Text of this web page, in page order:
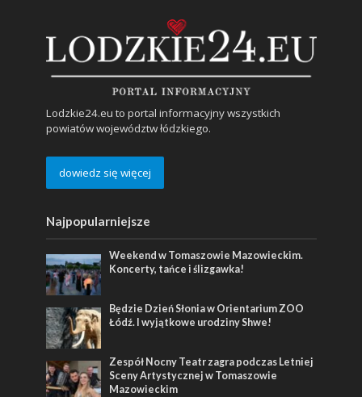
Lodzkie24.eu to portal informacyjny wszystkich
powiatów województw łódzkiego.
dowiedz się więcej
Najpopularniejsze
Weekend w Tomaszowie Mazowieckim.
Koncerty, tańce i ślizgawka!
Będzie Dzień Słonia w Orientarium ZOO
Łódź. I wyjątkowe urodziny Shwe!
Zespół Nocny Teatr zagra podczas Letniej
Sceny Artystycznej w Tomaszowie
Mazowieckim